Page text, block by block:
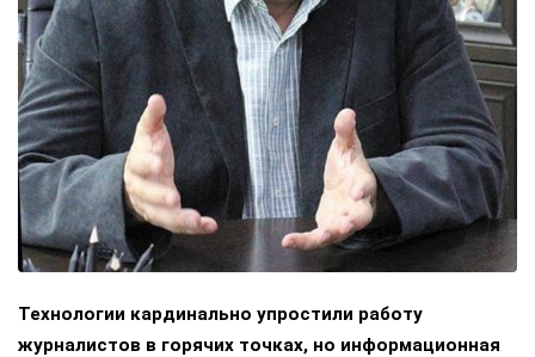
Технологии кардинально упростили работу
журналистов в горячих точках, но информационная